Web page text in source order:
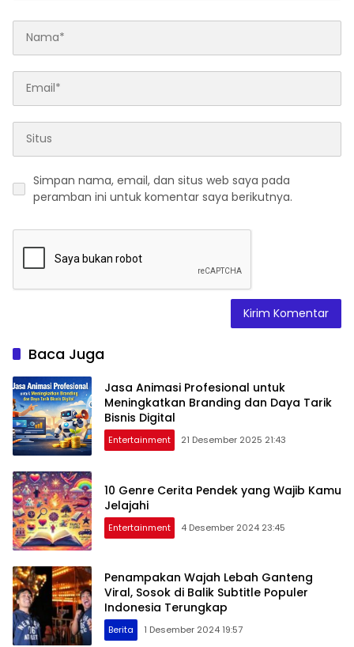
Simpan nama, email, dan situs web saya pada
peramban ini untuk komentar saya berikutnya.
Baca Juga
Jasa Animasi Profesional untuk
Meningkatkan Branding dan Daya Tarik
Bisnis Digital
Entertainment 21 Desember 2025 21:43
10 Genre Cerita Pendek yang Wajib Kamu
Jelajahi
Entertainment 4 Desember 2024 23:45
Penampakan Wajah Lebah Ganteng
Viral, Sosok di Balik Subtitle Populer
Indonesia Terungkap
Berita 1 Desember 2024 19:57